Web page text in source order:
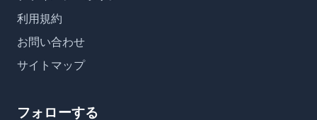
利用規約
お問い合わせ
サイトマップ
フォローする